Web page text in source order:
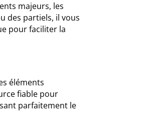
majeurs, les
des partiels, il vous
pour faciliter la
éléments
fiable pour
parfaitement le